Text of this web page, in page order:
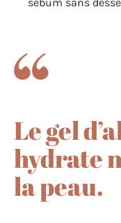
sébum sans
Le gel
hydrate
la peau.